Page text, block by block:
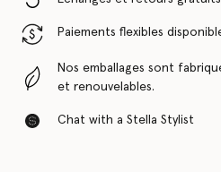
Paiements flexibles
Nos emballages sont
et renouvelables.
Chat with a Stella Stylist